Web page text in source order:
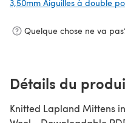
3,50mm Aiguilles à double
Quelque chose ne va
Détails du
Knitted Lapland Mittens